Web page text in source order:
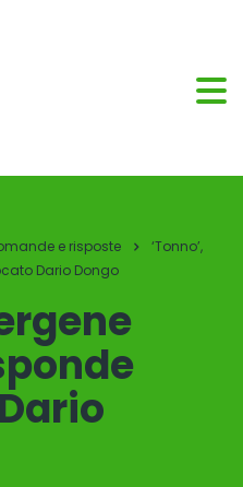
e risposte
‘Tonno’,
Dario Dongo